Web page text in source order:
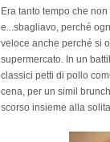
Era tanto tempo che
e...sbagliavo, perché
veloce anche perché si
supermercato. In un
classici petti di pollo
cena, per un simil
scorso insieme alla